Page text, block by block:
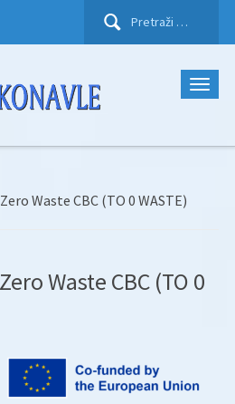
Pretraži:
Waste CBC (TO 0 WASTE)
Waste CBC (TO 0